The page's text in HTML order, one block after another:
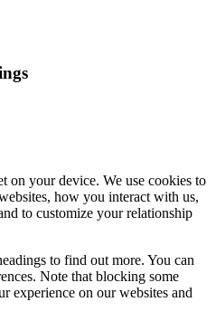
on your device. We use cookies to
how you interact with us,
to customize your relationship
to find out more. You can
Note that blocking some
experience on our websites and